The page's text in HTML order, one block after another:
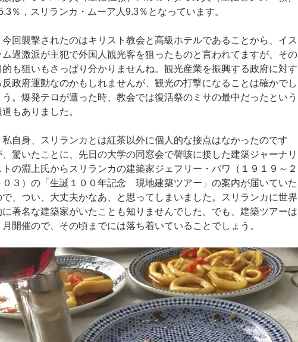
％，スリランカ・ムーア人9.3％となっています。
回襲撃されたのはキリスト教会と高級ホテルであることから、イス
ム過激派が主犯で外国人観光客を狙ったものと言われてますが、その
的も狙いもさっぱり分かりませんね。観光産業を振興する政府に対す
反政府運動なのかもしれませんが、観光の打撃になることは確かでし
う。爆発テロが遭った時、教会では復活祭のミサの最中だったという
道もありました。
自身、スリランカとは紅茶以外に個人的な接点はなかったのです
、驚いたことに、先日の大学の同窓会で謦咳に接した建築ジャーナリ
トの淵上氏からスリランカの建築家ジェフリー・バワ（１９１９～２
０３）の「生誕１００年記念 現地建築ツアー」の案内が届いていた
で、つい、大丈夫かなあ、と思ってしまいました。スリランカに世界
に著名な建築家がいたことも知りませんでした。でも、建築ツアーは
月開催ので、その頃までには落ち着いていることでしょう。